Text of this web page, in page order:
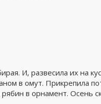
И, развесила их на
в омут. Прикрепила
в орнамент. Осень